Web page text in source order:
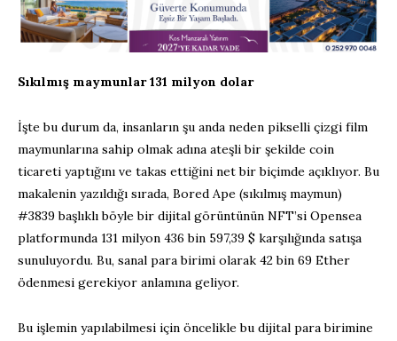
Sıkılmış maymunlar 131 milyon dolar
İşte bu durum da, insanların şu anda neden pikselli çizgi film
maymunlarına sahip olmak adına ateşli bir şekilde coin
ticareti yaptığını ve takas ettiğini net bir biçimde açıklıyor. Bu
makalenin yazıldığı sırada, Bored Ape (sıkılmış maymun)
#3839 başlıklı böyle bir dijital görüntünün NFT’si Opensea
platformunda 131 milyon 436 bin 597,39 $ karşılığında satışa
sunuluyordu. Bu, sanal para birimi olarak 42 bin 69 Ether
ödenmesi gerekiyor anlamına geliyor.
Bu işlemin yapılabilmesi için öncelikle bu dijital para birimine